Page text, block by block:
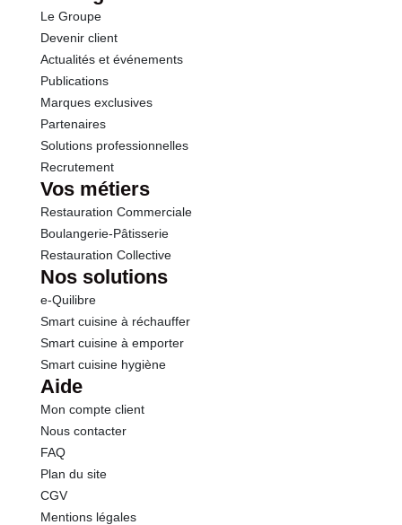
Sel
Le Groupe
Devenir client
Actualités et événements
Publications
Marques exclusives
Partenaires
Solutions professionnelles
Recrutement
Vos métiers
Restauration Commerciale
Boulangerie-Pâtisserie
Restauration Collective
Nos solutions
e-Quilibre
Smart cuisine à réchauffer
Smart cuisine à emporter
Smart cuisine hygiène
Aide
Mon compte client
Nous contacter
FAQ
Plan du site
CGV
Mentions légales